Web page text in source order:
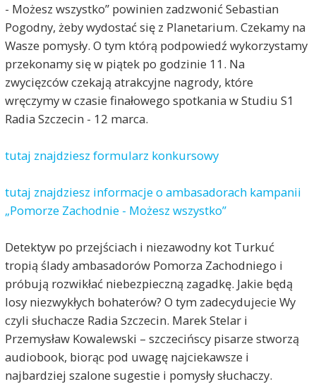
- Możesz wszystko” powinien zadzwonić Sebastian
Pogodny, żeby wydostać się z Planetarium. Czekamy na
Wasze pomysły. O tym którą podpowiedź wykorzystamy
przekonamy się w piątek po godzinie 11. Na
zwycięzców czekają atrakcyjne nagrody, które
wręczymy w czasie finałowego spotkania w Studiu S1
Radia Szczecin - 12 marca.
tutaj znajdziesz formularz konkursowy
tutaj znajdziesz informacje o ambasadorach kampanii
„Pomorze Zachodnie - Możesz wszystko”
Detektyw po przejściach i niezawodny kot Turkuć
tropią ślady ambasadorów Pomorza Zachodniego i
próbują rozwikłać niebezpieczną zagadkę. Jakie będą
losy niezwykłych bohaterów? O tym zadecydujecie Wy
czyli słuchacze Radia Szczecin. Marek Stelar i
Przemysław Kowalewski – szczecińscy pisarze stworzą
audiobook, biorąc pod uwagę najciekawsze i
najbardziej szalone sugestie i pomysły słuchaczy.